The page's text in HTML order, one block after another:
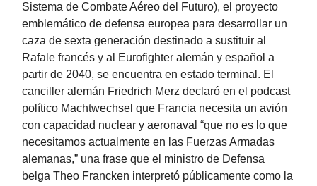
Sistema de Combate Aéreo del Futuro), el proyecto
emblemático de defensa europea para desarrollar un
caza de sexta generación destinado a sustituir al
Rafale francés y al Eurofighter alemán y español a
partir de 2040, se encuentra en estado terminal. El
canciller alemán Friedrich Merz declaró en el podcast
político Machtwechsel que Francia necesita un avión
con capacidad nuclear y aeronaval “que no es lo que
necesitamos actualmente en las Fuerzas Armadas
alemanas,” una frase que el ministro de Defensa
belga Theo Francken interpretó públicamente como la